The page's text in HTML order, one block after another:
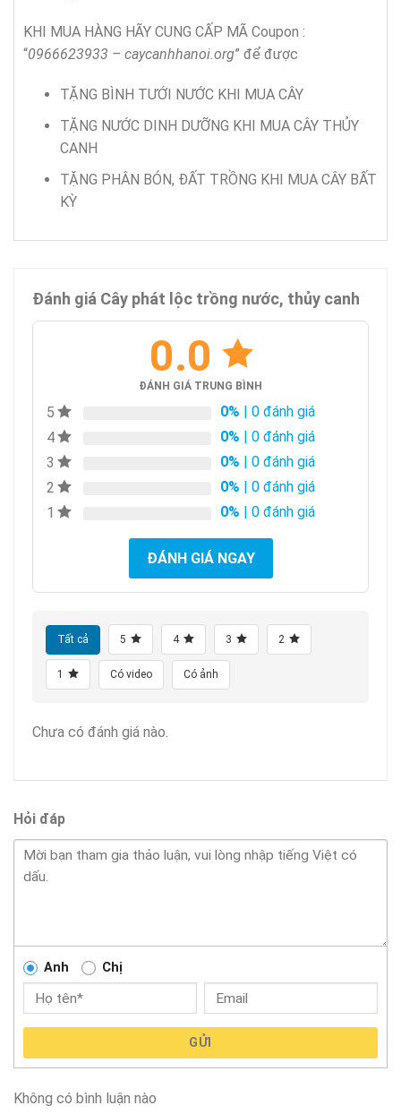
KHI MUA HÀNG HÃY CUNG CẤP MÃ Coupon :
“0966623933 – caycanhhanoi.org” để được
TẶNG BÌNH TƯỚI NƯỚC KHI MUA CÂY
TẶNG NƯỚC DINH DƯỠNG KHI MUA CÂY THỦY
CANH
TẶNG PHÂN BÓN, ĐẤT TRỒNG KHI MUA CÂY BẤT
KỲ
Đánh giá Cây phát lộc trồng nước, thủy canh
0.0
ĐÁNH GIÁ TRUNG BÌNH
5 0% | 0 đánh giá
4
0% | 0 đánh giá
3
0% | 0 đánh giá
2
0% | 0 đánh giá
1
0% | 0 đánh giá
ĐÁNH GIÁ NGAY
Tất cả 5 4 3 2
1 Có video Có ảnh
Chưa có đánh giá nào.
Hỏi đáp
Anh Chị
GỬI
Không có bình luận nào